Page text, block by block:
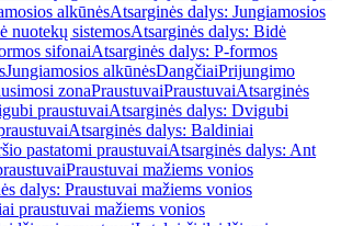
alkūnėsAtsarginės dalys: Jungiamosios
nuotekų sistemosAtsarginės dalys: Bidė
sifonaiAtsarginės dalys: P-formos
Jungiamosios alkūnėsDangčiaiPrijungimo
zonaPraustuvaiPraustuvaiAtsarginės
praustuvaiAtsarginės dalys: Dvigubi
Atsarginės dalys: Baldiniai
pastatomi praustuvaiAtsarginės dalys: Ant
Praustuvai mažiems vonios
dalys: Praustuvai mažiems vonios
praustuvai mažiems vonios